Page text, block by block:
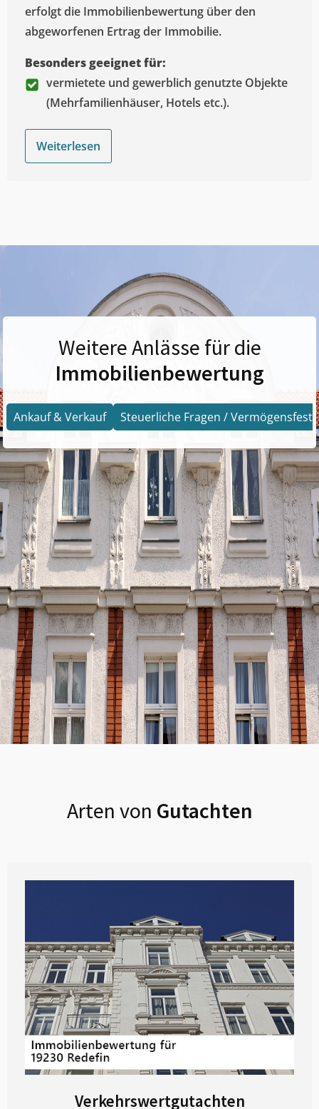
erfolgt die Immobilienbewertung über den
abgeworfenen Ertrag der Immobilie.
Besonders geeignet für:
vermietete und gewerblich genutzte Objekte
(Mehrfamilienhäuser, Hotels etc.).
Weiterlesen
Weitere Anlässe für die
Immobilienbewertung
Ankauf & Verkauf Steuerliche Fragen /
Arten von Gutachten
Verkehrswertgutachten